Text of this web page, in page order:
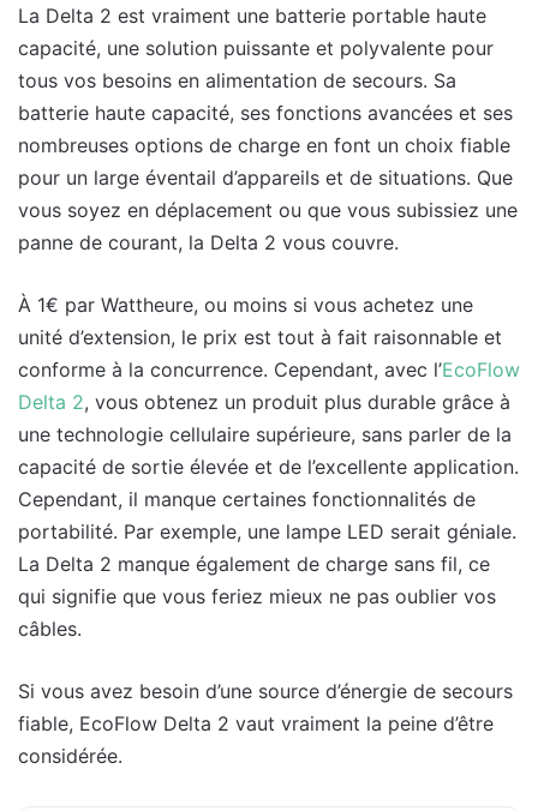
La Delta 2 est vraiment une batterie portable haute
capacité, une solution puissante et polyvalente pour
tous vos besoins en alimentation de secours. Sa
batterie haute capacité, ses fonctions avancées et ses
nombreuses options de charge en font un choix fiable
pour un large éventail d’appareils et de situations. Que
vous soyez en déplacement ou que vous subissiez une
panne de courant, la Delta 2 vous couvre.
À 1€ par Wattheure, ou moins si vous achetez une
unité d’extension, le prix est tout à fait raisonnable et
conforme à la concurrence. Cependant, avec l’EcoFlow
Delta 2, vous obtenez un produit plus durable grâce à
une technologie cellulaire supérieure, sans parler de la
capacité de sortie élevée et de l’excellente application.
Cependant, il manque certaines fonctionnalités de
portabilité. Par exemple, une lampe LED serait géniale.
La Delta 2 manque également de charge sans fil, ce
qui signifie que vous feriez mieux ne pas oublier vos
câbles.
Si vous avez besoin d’une source d’énergie de secours
fiable, EcoFlow Delta 2 vaut vraiment la peine d’être
considérée.